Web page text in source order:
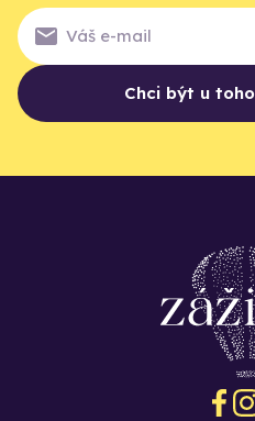
Chci být u toho